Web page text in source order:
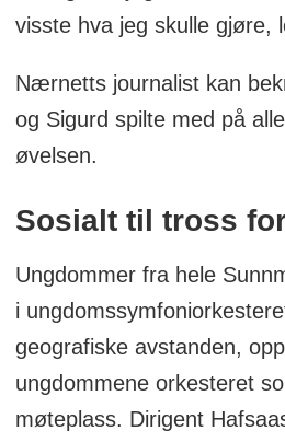
visste hva jeg skulle gjøre,
Nærnetts journalist kan
og Sigurd spilte med på
øvelsen.
Sosialt til tross
Ungdommer fra hele
i
geografiske avstanden,
ungdommene orkesteret
møteplass. Dirigent